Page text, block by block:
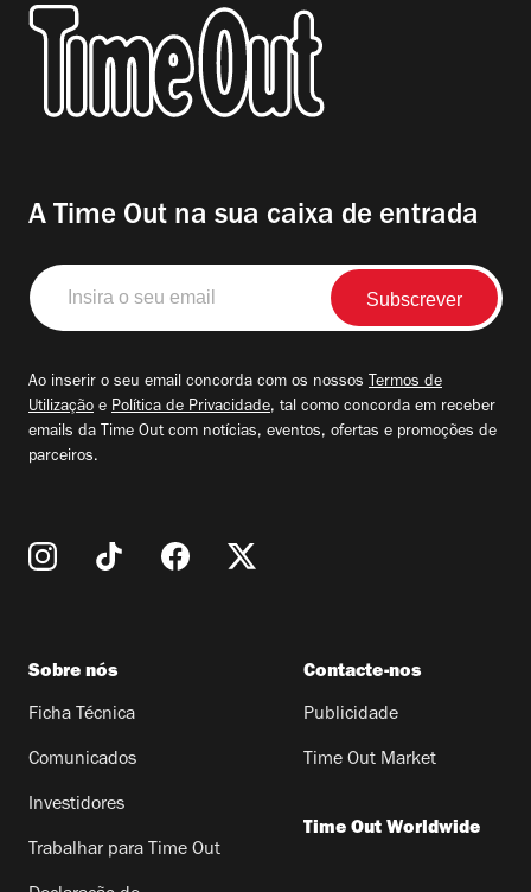
A Time Out na sua caixa de entrada
Insira
o
seu
Ao inserir o seu email concorda com os nossos Termos de
Utilização e Política de Privacidade, tal como concorda em receber
emails da Time Out com notícias, eventos, ofertas e promoções de
parceiros.
Sobre nós
Ficha Técnica
Comunicados
Investidores
Trabalhar para Time Out
Contacte-nos
Publicidade
Time Out Market
Time Out Worldwide